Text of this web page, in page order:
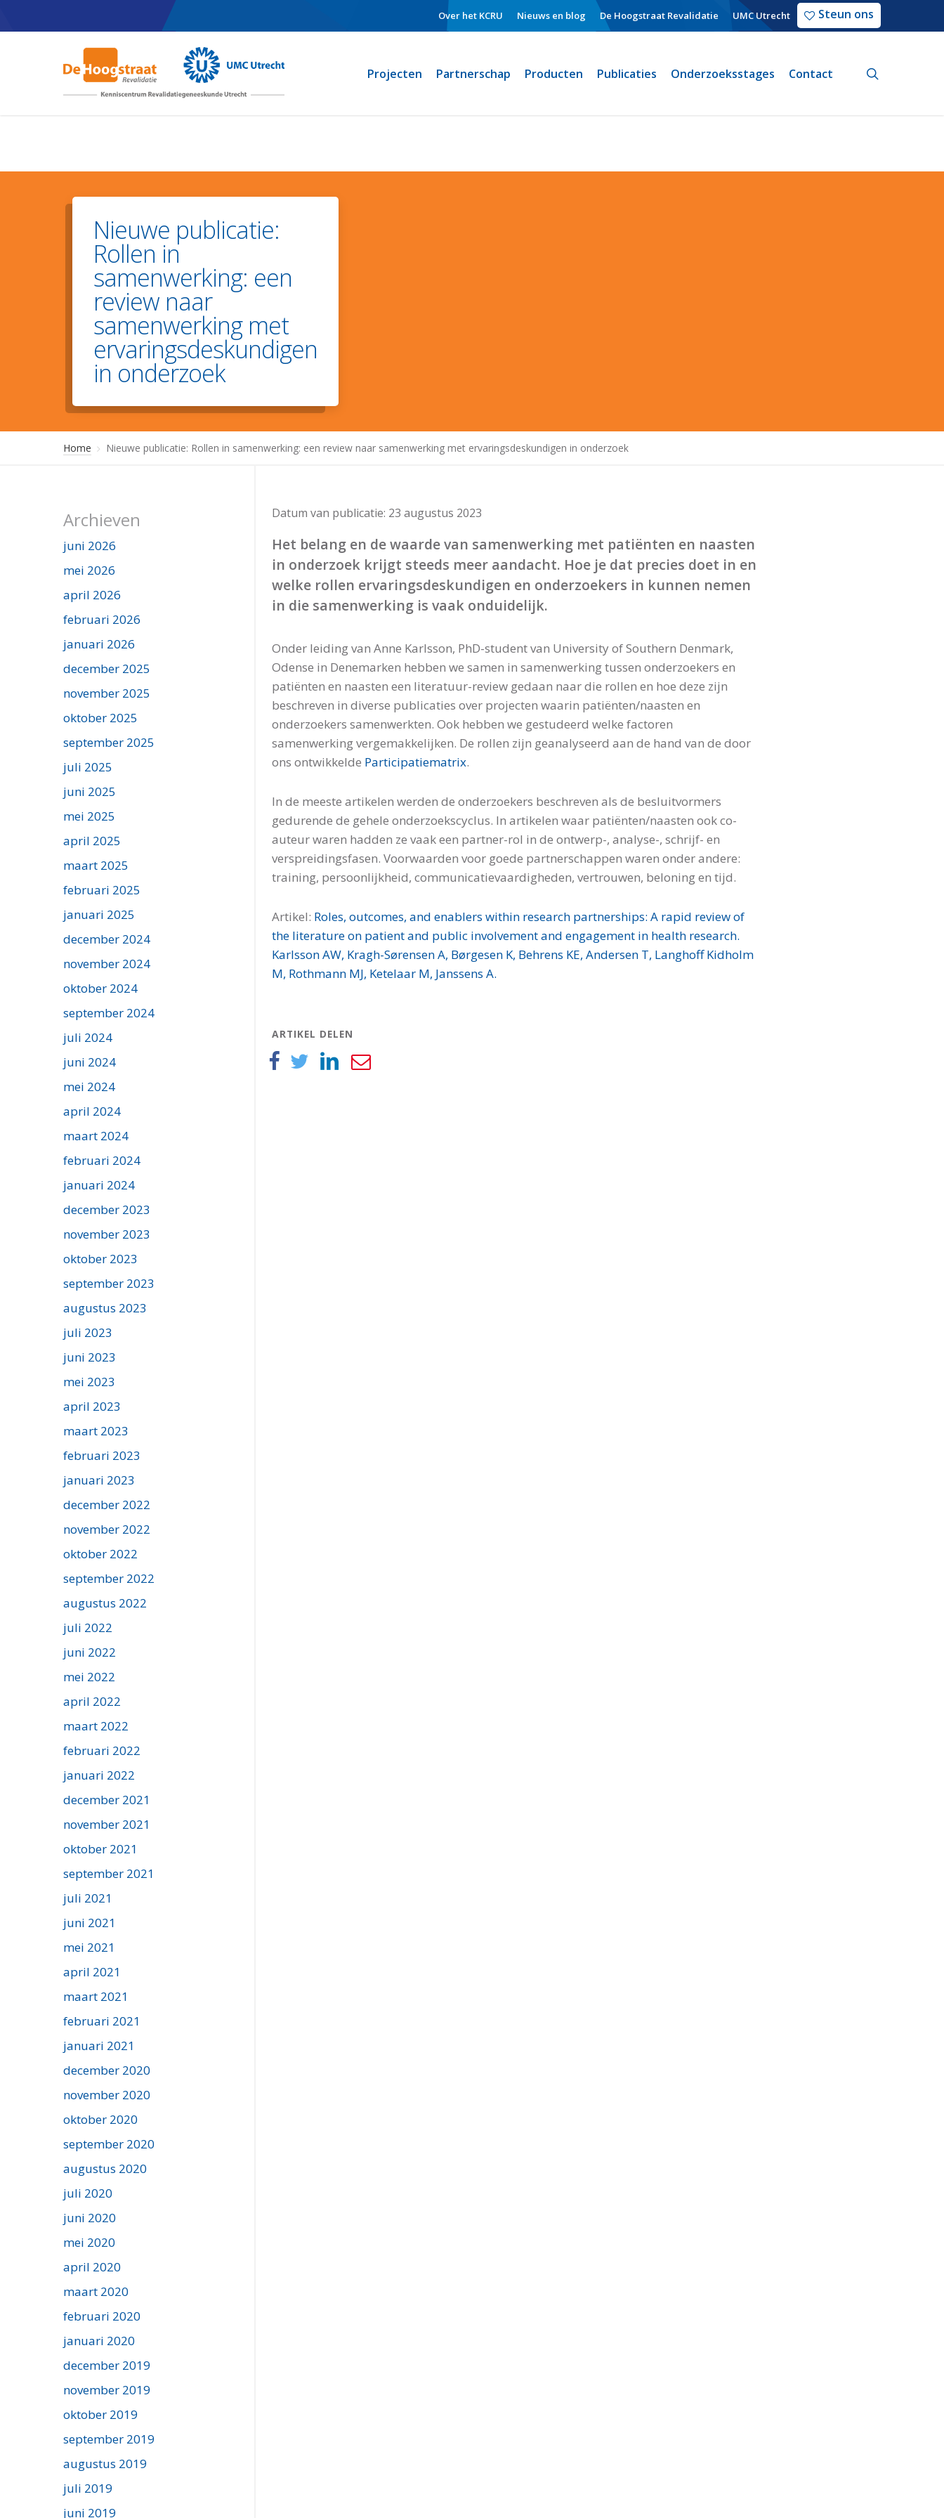
to
Over het KCRU Nieuws en blog De Hoogstraat Revalidatie UMC Utrecht Steun ons
Projecten Partnerschap Producten Publicaties Onderzoeksstages Contact
Nieuwe publicatie:
Rollen in
samenwerking: een
review naar
samenwerking met
ervaringsdeskundigen
in onderzoek
Home Nieuwe publicatie: Rollen in samenwerking: een review naar samenwerking met ervaringsdeskundigen in onderzoek
Archieven
juni 2026
mei 2026
april 2026
februari 2026
januari 2026
december 2025
november 2025
oktober 2025
september 2025
juli 2025
juni 2025
mei 2025
april 2025
maart 2025
februari 2025
januari 2025
december 2024
november 2024
oktober 2024
september 2024
juli 2024
juni 2024
mei 2024
april 2024
maart 2024
februari 2024
januari 2024
december 2023
november 2023
oktober 2023
september 2023
augustus 2023
juli 2023
juni 2023
mei 2023
april 2023
maart 2023
februari 2023
januari 2023
december 2022
november 2022
oktober 2022
september 2022
augustus 2022
juli 2022
juni 2022
mei 2022
april 2022
maart 2022
februari 2022
januari 2022
december 2021
november 2021
oktober 2021
september 2021
juli 2021
juni 2021
mei 2021
april 2021
maart 2021
februari 2021
januari 2021
december 2020
november 2020
oktober 2020
september 2020
augustus 2020
juli 2020
juni 2020
mei 2020
april 2020
maart 2020
februari 2020
januari 2020
december 2019
november 2019
oktober 2019
september 2019
augustus 2019
juli 2019
juni 2019
Datum van publicatie: 23 augustus 2023
Het belang en de waarde van samenwerking met patiënten en naasten
in onderzoek krijgt steeds meer aandacht. Hoe je dat precies doet in en
welke rollen ervaringsdeskundigen en onderzoekers in kunnen nemen
in die samenwerking is vaak onduidelijk.
Onder leiding van Anne Karlsson, PhD-student van University of Southern Denmark,
Odense in Denemarken hebben we samen in samenwerking tussen onderzoekers en
patiënten en naasten een literatuur-review gedaan naar die rollen en hoe deze zijn
beschreven in diverse publicaties over projecten waarin patiënten/naasten en
onderzoekers samenwerkten. Ook hebben we gestudeerd welke factoren
samenwerking vergemakkelijken. De rollen zijn geanalyseerd aan de hand van de door
ons ontwikkelde Participatiematrix.
In de meeste artikelen werden de onderzoekers beschreven als de besluitvormers
gedurende de gehele onderzoekscyclus. In artikelen waar patiënten/naasten ook co-
auteur waren hadden ze vaak een partner-rol in de ontwerp-, analyse-, schrijf- en
verspreidingsfasen. Voorwaarden voor goede partnerschappen waren onder andere:
training, persoonlijkheid, communicatievaardigheden, vertrouwen, beloning en tijd.
Artikel: Roles, outcomes, and enablers within research partnerships: A rapid review of
the literature on patient and public involvement and engagement in health research.
Karlsson AW, Kragh-Sørensen A, Børgesen K, Behrens KE, Andersen T, Langhoff Kidholm
M, Rothmann MJ, Ketelaar M, Janssens A.
ARTIKEL DELEN